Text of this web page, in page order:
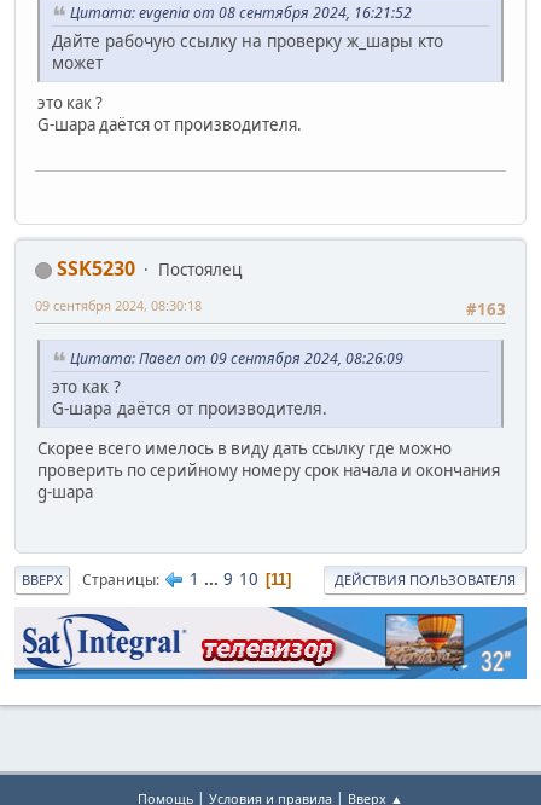
Цитата: evgenia от 08 сентября 2024, 16:21:52
Дайте рабочую ссылку на проверку ж_шары кто
может
это как ?
G-шара даётся от производителя.
SSK5230
Постоялец
#163
09 сентября 2024, 08:30:18
Цитата: Павел от 09 сентября 2024, 08:26:09
это как ?
G-шара даётся от производителя.
Скорее всего имелось в виду дать ссылку где можно
проверить по серийному номеру срок начала и окончания
g-шара
ВВЕРХ Страницы 1 ... 9 10 11 ДЕЙСТВИЯ ПОЛЬЗОВАТЕЛЯ
Помощь | Условия и правила | Вверх ▲